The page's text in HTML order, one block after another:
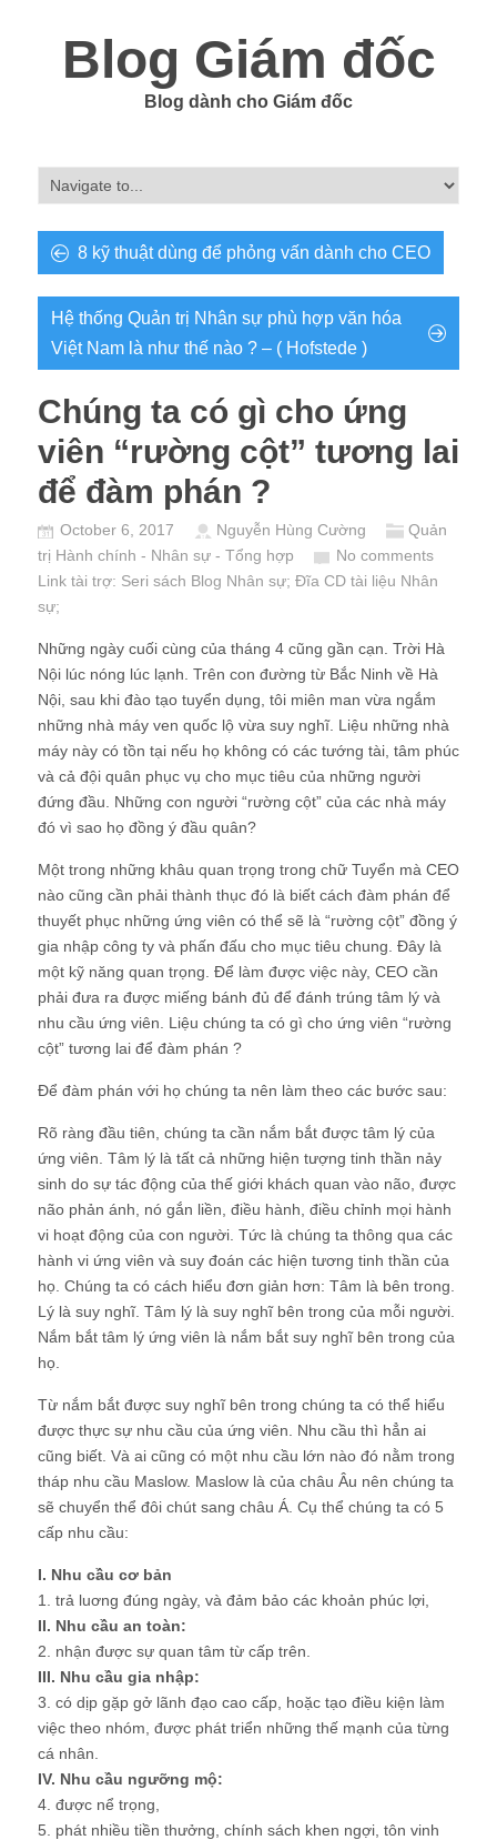
Blog Giám đốc
Blog dành cho Giám đốc
8 kỹ thuật dùng để phỏng vấn dành cho CEO
Hệ thống Quản trị Nhân sự phù hợp văn hóa
Việt Nam là như thế nào ? – ( Hofstede )
Chúng ta có gì cho ứng
viên “rường cột” tương lai
để đàm phán ?
October 6, 2017 Nguyễn Hùng Cường
Quản
trị Hành chính - Nhân sự - Tổng hợp
No comments
Link tài trợ: Seri sách Blog Nhân sự; Đĩa CD tài liệu Nhân
sự;
Những ngày cuối cùng của tháng 4 cũng gần cạn. Trời Hà
Nội lúc nóng lúc lạnh. Trên con đường từ Bắc Ninh về Hà
Nội, sau khi đào tạo tuyển dụng, tôi miên man vừa ngắm
những nhà máy ven quốc lộ vừa suy nghĩ. Liệu những nhà
máy này có tồn tại nếu họ không có các tướng tài, tâm phúc
và cả đội quân phục vụ cho mục tiêu của những người
đứng đầu. Những con người “rường cột” của các nhà máy
đó vì sao họ đồng ý đầu quân?
Một trong những khâu quan trọng trong chữ Tuyển mà CEO
nào cũng cần phải thành thục đó là biết cách đàm phán để
thuyết phục những ứng viên có thể sẽ là “rường cột” đồng ý
gia nhập công ty và phấn đấu cho mục tiêu chung. Đây là
một kỹ năng quan trọng. Để làm được việc này, CEO cần
phải đưa ra được miếng bánh đủ để đánh trúng tâm lý và
nhu cầu ứng viên. Liệu chúng ta có gì cho ứng viên “rường
cột” tương lai để đàm phán ?
Để đàm phán với họ chúng ta nên làm theo các bước sau:
Rõ ràng đầu tiên, chúng ta cần nắm bắt được tâm lý của
ứng viên. Tâm lý là tất cả những hiện tượng tinh thần nảy
sinh do sự tác động của thế giới khách quan vào não, được
não phản ánh, nó gắn liền, điều hành, điều chỉnh mọi hành
vi hoạt động của con người. Tức là chúng ta thông qua các
hành vi ứng viên và suy đoán các hiện tương tinh thần của
họ. Chúng ta có cách hiểu đơn giản hơn: Tâm là bên trong.
Lý là suy nghĩ. Tâm lý là suy nghĩ bên trong của mỗi người.
Nắm bắt tâm lý ứng viên là nắm bắt suy nghĩ bên trong của
họ.
Từ nắm bắt được suy nghĩ bên trong chúng ta có thể hiểu
được thực sự nhu cầu của ứng viên. Nhu cầu thì hẳn ai
cũng biết. Và ai cũng có một nhu cầu lớn nào đó nằm trong
tháp nhu cầu Maslow. Maslow là của châu Âu nên chúng ta
sẽ chuyển thể đôi chút sang châu Á. Cụ thể chúng ta có 5
cấp nhu cầu:
I. Nhu cầu cơ bản
1. trả luơng đúng ngày, và đảm bảo các khoản phúc lợi,
II. Nhu cầu an toàn:
2. nhận được sự quan tâm từ cấp trên.
III. Nhu cầu gia nhập:
3. có dịp gặp gở lãnh đạo cao cấp, hoặc tạo điều kiện làm
việc theo nhóm, được phát triển những thế mạnh của từng
cá nhân.
IV. Nhu cầu ngưỡng mộ:
4. được nể trọng,
5. phát nhiều tiền thưởng, chính sách khen ngợi, tôn vinh